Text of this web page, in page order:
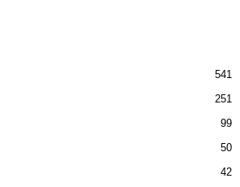
541
251
99
50
42